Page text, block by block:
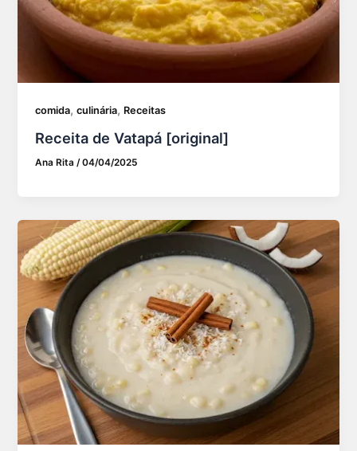
comida,culinária, Receitas
Receita de Vatapá [original]
Ana Rita/04/04/2025